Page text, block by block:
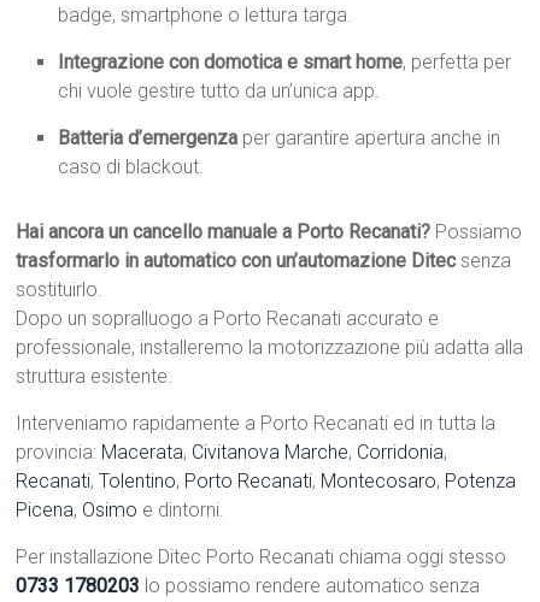
badge, smartphone o lettura targa.
Integrazione con domotica e smart home, perfetta per
chi vuole gestire tutto da un’unica app.
Batteria d’emergenza per garantire apertura anche in
caso di blackout.
Hai ancora un cancello manuale a Porto Recanati? Possiamo
trasformarlo in automatico con un’automazione Ditecsenza
sostituirlo.
Dopo un sopralluogo a Porto Recanati accurato e
professionale, installeremo la motorizzazione più adatta alla
struttura esistente.
Interveniamo rapidamente a Porto Recanati ed in tutta la
provincia: Macerata, Civitanova Marche, Corridonia,
Recanati,Tolentino, Porto Recanati, Montecosaro, Potenza
Picena, Osimo e dintorni.
Per installazione Ditec Porto Recanati chiama oggi stesso
0733 1780203 lo possiamo rendere automatico senza